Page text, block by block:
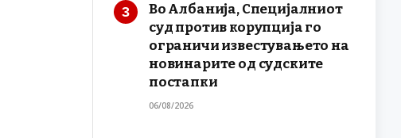
Во Албанија, Специјалниот
суд против корупција го
ограничи известувањето на
новинарите од судските
постапки
06/08/2026